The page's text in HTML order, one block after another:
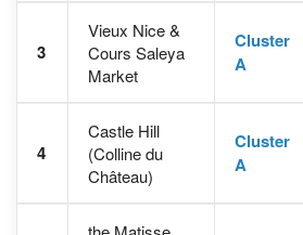
3
Vieux Nice &
Cours Saleya
Market
Cluster
A
4
Castle Hill
(Colline du
Château)
Cluster
A